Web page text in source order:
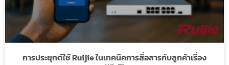
การประยุกต์ใช้ Ruijie ในเทคนิคการสื่อสารกับลูกค้าเรื่อง